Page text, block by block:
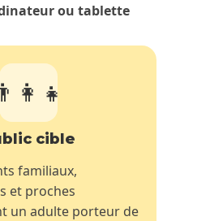
ou tablette
cible
familiaux,
et proches
un adulte porteur de